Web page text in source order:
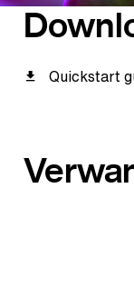
Quickstart